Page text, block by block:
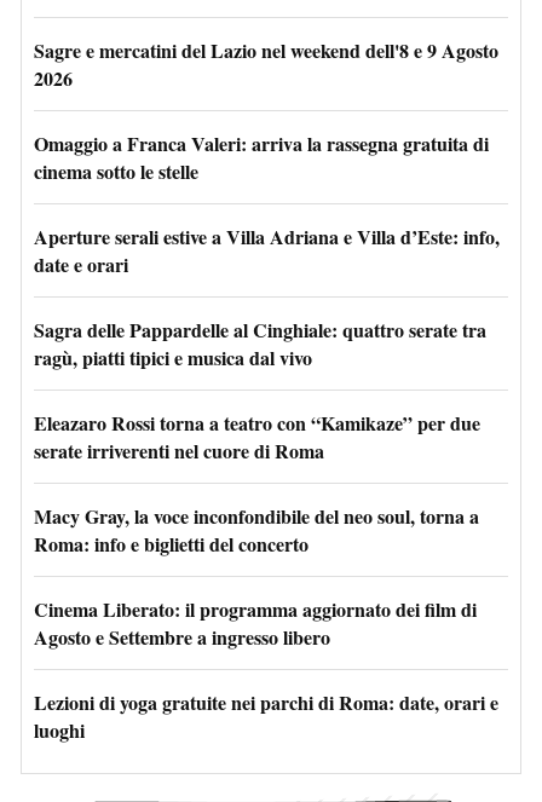
Sagre e mercatini del Lazio nel weekend dell'8 e 9 Agosto
2026
Omaggio a Franca Valeri: arriva la rassegna gratuita di
cinema sotto le stelle
Aperture serali estive a Villa Adriana e Villa d’Este: info,
date e orari
Sagra delle Pappardelle al Cinghiale: quattro serate tra
ragù, piatti tipici e musica dal vivo
Eleazaro Rossi torna a teatro con “Kamikaze” per due
serate irriverenti nel cuore di Roma
Macy Gray, la voce inconfondibile del neo soul, torna a
Roma: info e biglietti del concerto
Cinema Liberato: il programma aggiornato dei film di
Agosto e Settembre a ingresso libero
Lezioni di yoga gratuite nei parchi di Roma: date, orari e
luoghi